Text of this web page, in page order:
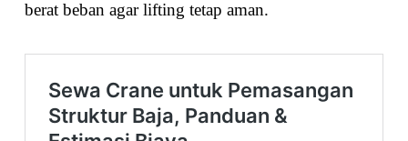
berat beban agar lifting tetap aman.